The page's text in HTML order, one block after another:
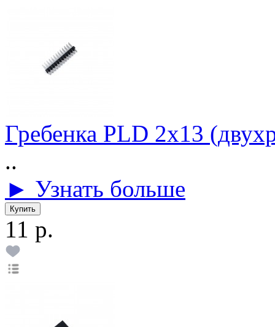
Гребенка PLD 2х13
..
► Узнать больше
11 р.